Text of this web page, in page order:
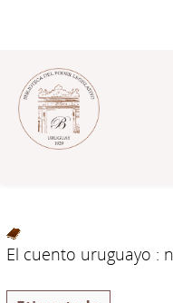
El cuento uruguayo :